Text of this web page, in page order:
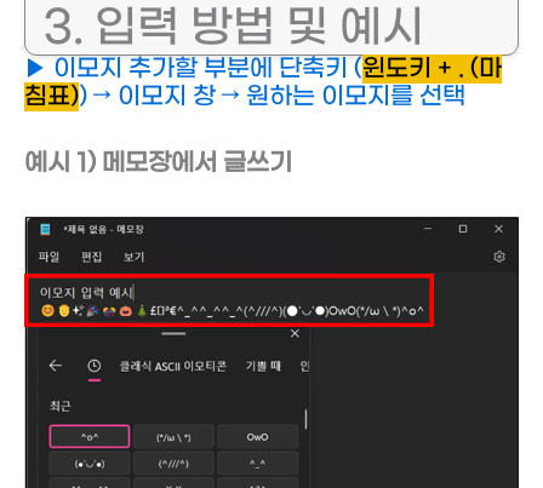
3. 입력 방법 및 예시
▶ 이모지 추가할 부분에 단축키 (윈도키 + . (마
침표)) → 이모지 창 → 원하는 이모지를 선택
예시 1) 메모장에서 글쓰기